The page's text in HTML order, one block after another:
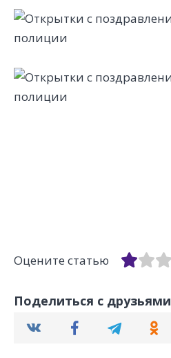
Оцените статью
Поделиться с друзьями